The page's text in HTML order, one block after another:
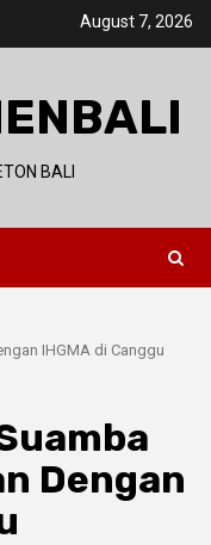
August 7, 2026
BALI
IHGMA di Canggu
Dengan